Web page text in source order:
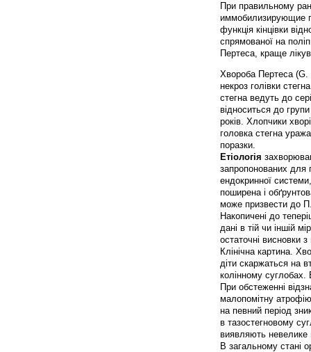
При правильному
иммобилизирующие
функція кінцівки
спрямованої на
Пертеса, краще
Хвороба Пертеса (G.
некроз голівки
стегна ведуть до
відноситься до
років. Хлопчики
головка стегна
поразки.
Етіологія
запропонованих для
ендокринної
поширена і
може призвести до
Накопичені до
дані в тій чи іншій
остаточні висновки з
Клінічна картина.
діти скаржаться на
колінному
При обстеженні
малопомітну
на певний період
в тазостегновому
виявляють невелике
В загальному стані